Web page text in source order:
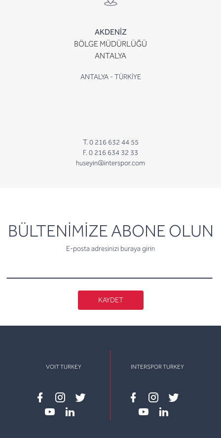
AKDENİZ
BÖLGE MÜDÜRLÜĞÜ
ANTALYA
ANTALYA - TÜRKİYE
T. 0 216 632 44 55
F. 0 216 634 32 33
huseyin@interspor.com
BÜLTENİMİZE ABONE OLUN
E-posta adresinizi buraya girin
newsletter
KAYDET
VOIT TURKEY
Facebook
instagram
twitter
INTERSPOR TURKEY
Facebook
instagram
twitter